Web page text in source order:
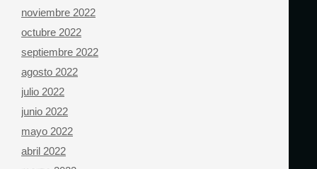
noviembre 2022
octubre 2022
septiembre 2022
agosto 2022
julio 2022
junio 2022
mayo 2022
abril 2022